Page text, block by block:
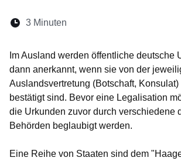
Lesedauer:
3 Minuten
Im Ausland werden öffentliche deutsche
dann anerkannt, wenn sie von der
Auslandsvertretung (Botschaft,
bestätigt sind. Bevor eine Legalisation
die Urkunden zuvor durch verschiedene
Behörden beglaubigt werden.
Eine Reihe von Staaten sind dem